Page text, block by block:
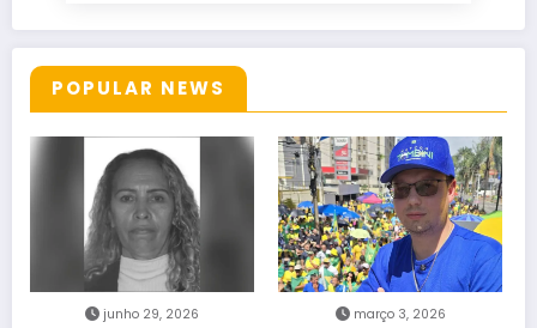
POPULAR NEWS
junho 29, 2026 março 3, 2026